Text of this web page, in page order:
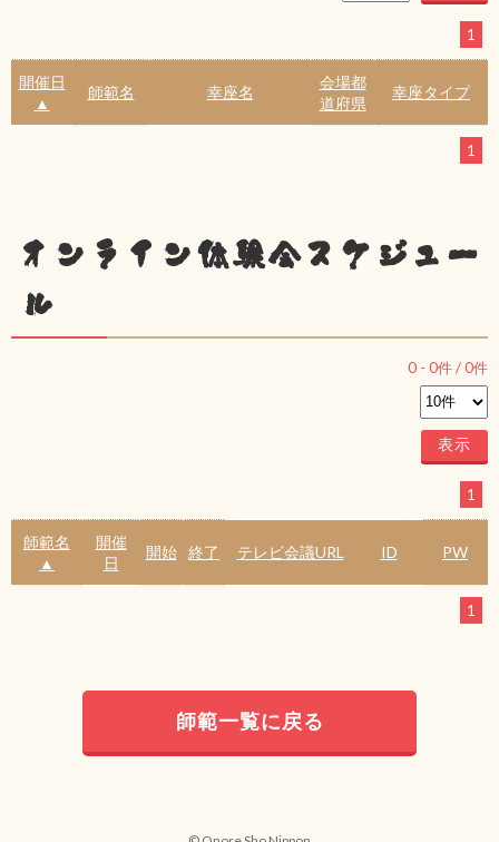
1
開催日
▲
師範名 幸座名
会場都
道府県
幸座タイプ
1
オンライン体験会スケジュー
ル
0 - 0件 /0件
1
師範名
▲
開催
日
開始 終了 テレビ会議URL ID PW
1
師範一覧に戻る